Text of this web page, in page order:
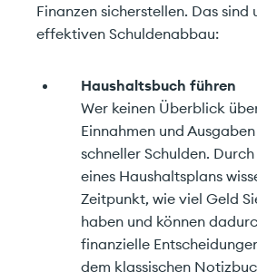
Finanzen sicherstellen. Das sind
effektiven Schuldenabbau:
Haushaltsbuch führen
Wer keinen Überblick
Einnahmen und
schneller Schulden.
eines Haushaltsplans
Zeitpunkt, wie viel Geld
haben und können
finanzielle
dem klassischen